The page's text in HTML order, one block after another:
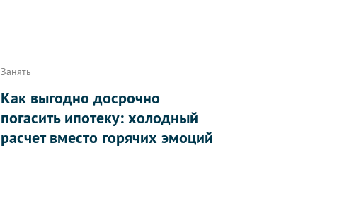
Занять
Как выгодно досрочно
погасить ипотеку: холодный
расчет вместо горячих эмоций